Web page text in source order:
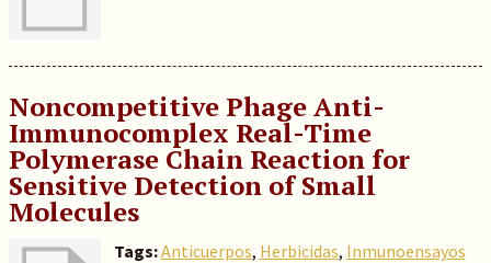
Noncompetitive Phage Anti-
Immunocomplex Real-Time
Polymerase Chain Reaction for
Sensitive Detection of Small
Molecules
Tags:Anticuerpos, Herbicidas, Inmunoensayos